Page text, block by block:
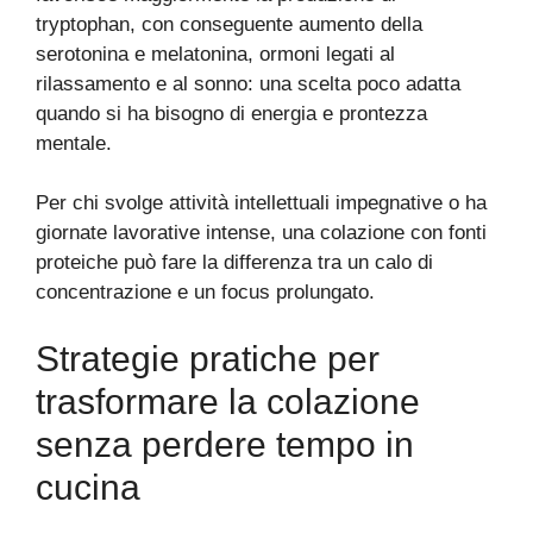
tryptophan, con conseguente aumento della
serotonina e melatonina, ormoni legati al
rilassamento e al sonno: una scelta poco adatta
quando si ha bisogno di energia e prontezza
mentale.
Per chi svolge attività intellettuali impegnative o ha
giornate lavorative intense, una colazione con fonti
proteiche può fare la differenza tra un calo di
concentrazione e un focus prolungato.
Strategie pratiche per
trasformare la colazione
senza perdere tempo in
cucina